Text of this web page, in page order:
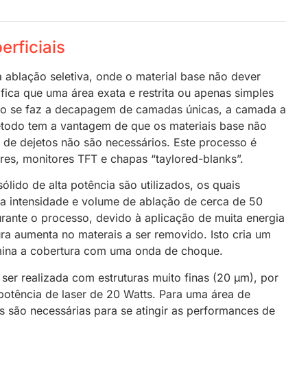
seletiva, onde o material base não dever
que uma área exata e restrita ou apenas simples
se faz a decapagem de camadas únicas, a camada a
tem a vantagem de que os materiais base não
dejetos não são necessários. Este processo é
monitores TFT e chapas “taylored-blanks”.
de alta potência são utilizados, os quais
intensidade e volume de ablação de cerca de 50
o processo, devido à aplicação de muita energia
aumenta no materais a ser removido. Isto cria um
a cobertura com uma onda de choque.
realizada com estruturas muito finas (20 µm), por
de laser de 20 Watts. Para uma área de
necessárias para se atingir as performances de